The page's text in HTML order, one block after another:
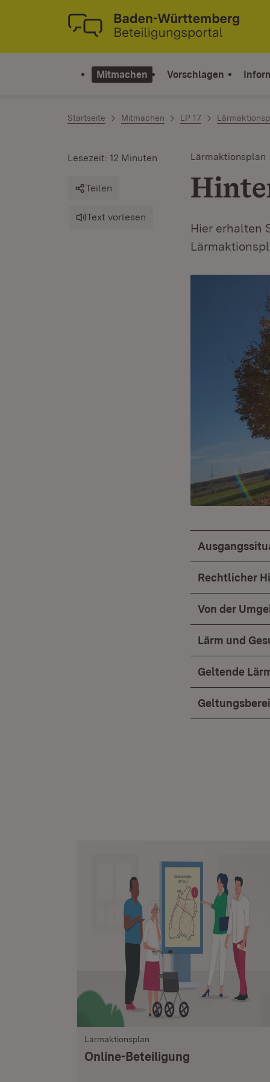
Zum Inhalt springen
Link zur Startseite
Mitmachen Vorschlagen
Startseite Mitmachen LP 17
Lärmaktionsplan
Hier erhalten
Lesezeit: 12 Minuten
Teilen
Text vorlesen
Rechtlicher
Von der
Lärm und
Geltende
Lärmaktionsplan
Online-Beteiligung